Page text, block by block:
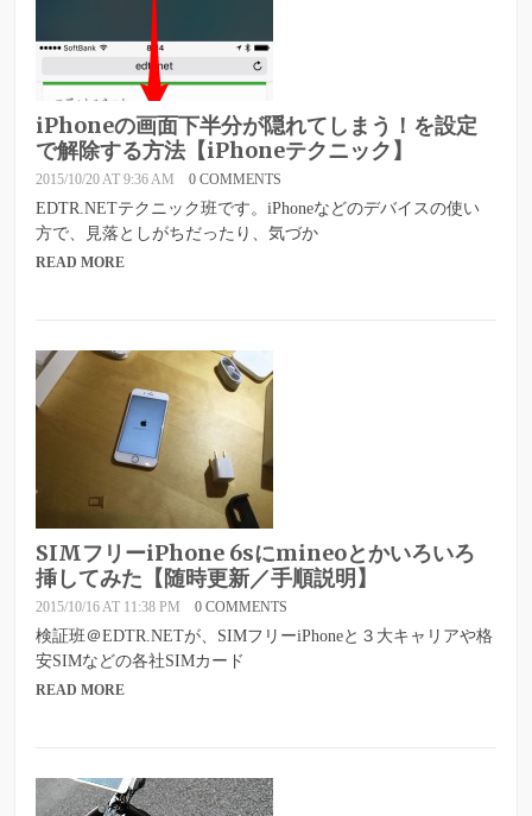
iPhoneの画面下半分が隠れてしまう！を設定
で解除する方法【iPhoneテクニック】
2015/10/20 AT 9:36 AM 0 COMMENTS
EDTR.NETテクニック班です。iPhoneなどのデバイスの使い
方で、見落としがちだったり、気づか
READ MORE
SIMフリーiPhone 6sにmineoとかいろいろ
挿してみた【随時更新／手順説明】
2015/10/16 AT 11:38 PM 0 COMMENTS
検証班＠EDTR.NETが、SIMフリーiPhoneと３大キャリアや格
安SIMなどの各社SIMカード
READ MORE